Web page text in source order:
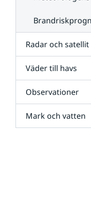
Radar och satellit
Väder till havs
Observationer
Mark och vatten